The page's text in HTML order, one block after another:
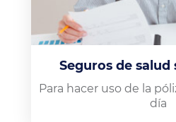
Seguros de salud
Para hacer uso de la
día